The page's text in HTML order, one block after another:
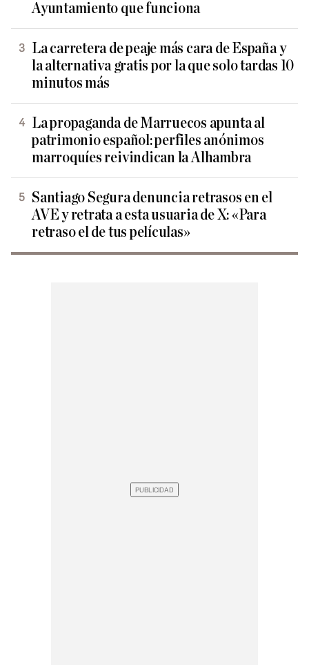
Ayuntamiento que funciona
La carretera de peaje más cara de España y
la alternativa gratis por la que solo tardas 10
minutos más
La propaganda de Marruecos apunta al
patrimonio español: perfiles anónimos
marroquíes reivindican la Alhambra
Santiago Segura denuncia retrasos en el
AVE y retrata a esta usuaria de X: «Para
retraso el de tus películas»